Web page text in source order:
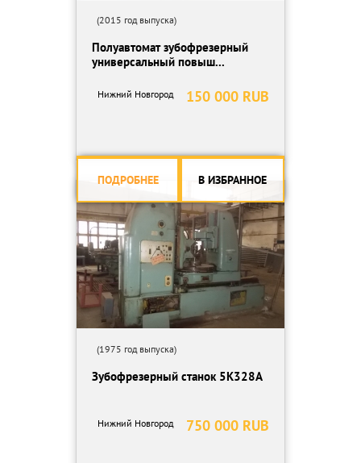
(2015 год выпуска)
Полуавтомат зубофрезерный
универсальный повыш...
150 000 RUB
Нижний Новгород
ПОДРОБНЕЕ В ИЗБРАННОЕ
(1975 год выпуска)
Зубофрезерный станок 5К328А
750 000 RUB
Нижний Новгород